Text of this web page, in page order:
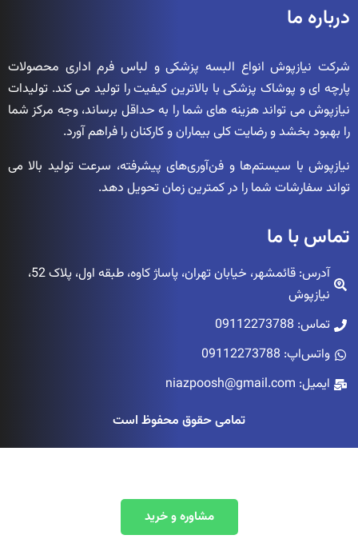
مشاوره و خرید
درباره ما
شرکت نیازپوش انواع البسه پزشکی و لباس فرم اداری محصولات
پارچه ای و پوشاک پزشکی با بالاترین کیفیت را تولید می کند. تولیدات
نیازپوش می تواند هزینه های شما را به حداقل برساند، وجه مرکز شما
را بهبود بخشد و رضایت کلی بیماران و کارکنان را فراهم آورد.
نیازپوش با سیستم‌ها و فن‌آوری‌های پیشرفته، سرعت تولید بالا می
تواند سفارشات شما را در کمترین زمان تحویل دهد.
تماس با ما
آدرس: قائمشهر، خیابان تهران، پاساژ کاوه، طبقه اول، پلاک 52،
نیازپوش
تماس: 09112273788
واتس‌اپ: 09112273788
ایمیل: niazpoosh@gmail.com
تمامی حقوق محفوظ است